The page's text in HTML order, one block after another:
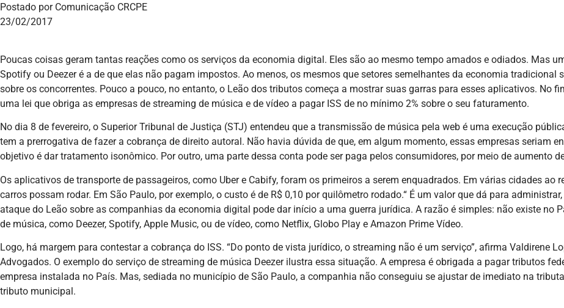
Postado por Comunicação CRCPE
23/02/2017
Poucas coisas geram tantas reações como os serviços da economia digital. Eles são ao mesmo tempo amados e odiados. Mas
Spotify ou Deezer é a de que elas não pagam impostos. Ao menos, os mesmos que setores semelhantes da economia
sobre os concorrentes. Pouco a pouco, no entanto, o Leão dos tributos começa a mostrar suas garras para esses aplicativos. No
uma lei que obriga as empresas de streaming de música e de vídeo a pagar ISS de no mínimo 2% sobre o seu faturamento.
No dia 8 de fevereiro, o Superior Tribunal de Justiça (STJ) entendeu que a transmissão de música pela web é uma execução
tem a prerrogativa de fazer a cobrança de direito autoral. Não havia dúvida de que, em algum momento, essas empresas seriam
objetivo é dar tratamento isonômico. Por outro, uma parte dessa conta pode ser paga pelos consumidores, por meio de aumento
Os aplicativos de transporte de passageiros, como Uber e Cabify, foram os primeiros a serem enquadrados. Em várias cidades ao
carros possam rodar. Em São Paulo, por exemplo, o custo é de R$ 0,10 por quilômetro rodado.“ É um valor que dá para
ataque do Leão sobre as companhias da economia digital pode dar início a uma guerra jurídica. A razão é simples: não existe no
de música, como Deezer, Spotify, Apple Music, ou de vídeo, como Netflix, Globo Play e Amazon Prime Vídeo.
Logo, há margem para contestar a cobrança do ISS. “Do ponto de vista jurídico, o streaming não é um serviço”, afirma Valdirene
Advogados. O exemplo do serviço de streaming de música Deezer ilustra essa situação. A empresa é obrigada a pagar tributos
empresa instalada no País. Mas, sediada no município de São Paulo, a companhia não conseguiu se ajustar de imediato na
tributo municipal.